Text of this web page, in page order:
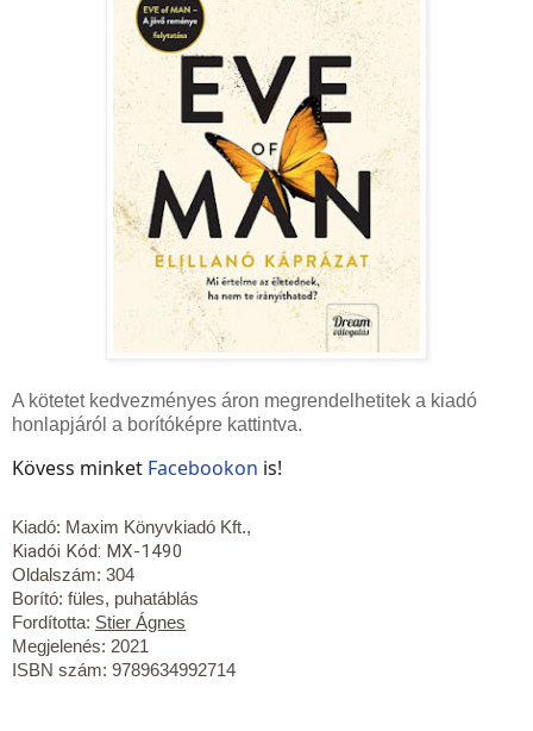
A kötetet kedvezményes áron megrendelhetitek a kiadó
honlapjáról a borítóképre kattintva.
Kövess minket Facebookon is!
Kiadó: Maxim Könyvkiadó Kft.,
Kiadói Kód: MX-1490
Oldalszám: 304
Borító: füles, puhatáblás
Fordította: Stier Ágnes
Megjelenés: 2021
ISBN szám: 9789634992714